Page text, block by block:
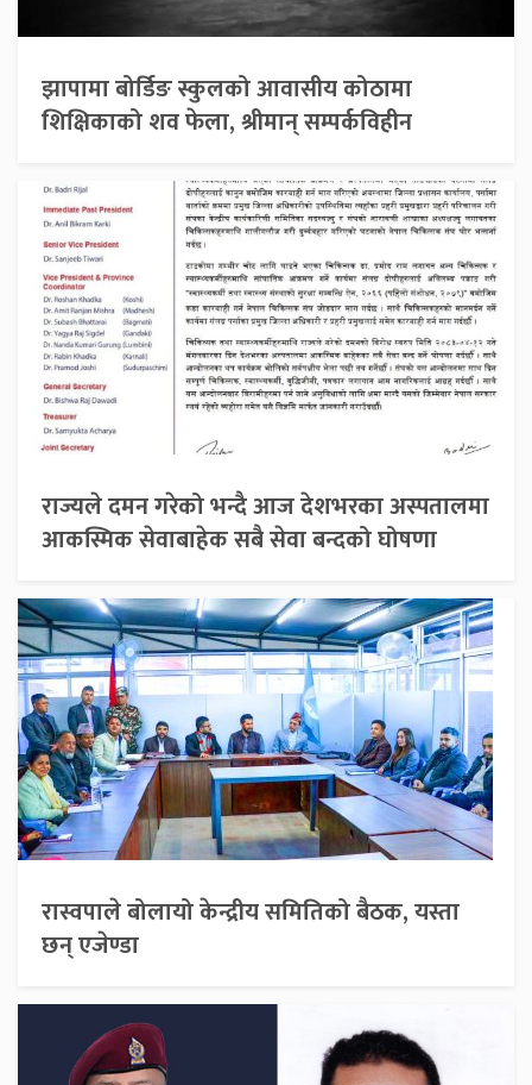
झापामा बोर्डिङ स्कुलको आवासीय कोठामा
शिक्षिकाको शव फेला, श्रीमान् सम्पर्कविहीन
राज्यले दमन गरेको भन्दै आज देशभरका अस्पतालमा
आकस्मिक सेवाबाहेक सबै सेवा बन्दको घोषणा
रास्वपाले बोलायो केन्द्रीय समितिको बैठक, यस्ता
छन् एजेण्डा